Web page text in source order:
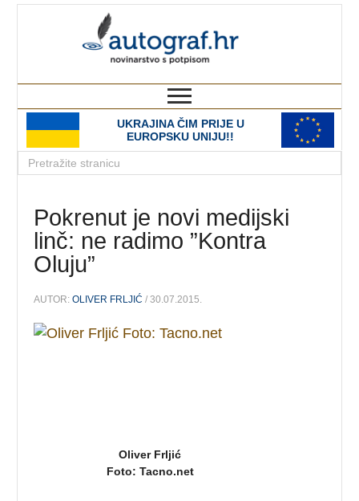
UKRAJINA ČIM PRIJE U
EUROPSKU UNIJU!!
Pokrenut je novi medijski
linč: ne radimo ”Kontra
Oluju”
AUTOR:OLIVER FRLJIĆ / 30.07.2015.
Oliver Frljić
Foto: Tacno.net